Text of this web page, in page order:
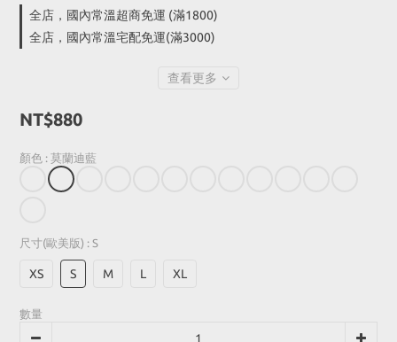
全店，國內常溫超商免運 (滿1800)
全店，國內常溫宅配免運(滿3000)
查看更多
NT$880
顏色 : 莫蘭迪藍
尺寸(歐美版) : S
XS S M L XL
數量